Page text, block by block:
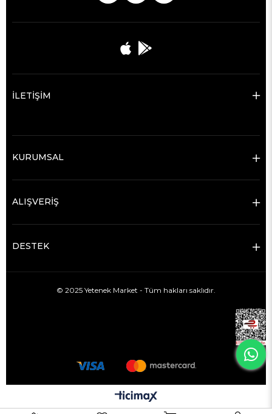
İLETİŞİM
KURUMSAL
ALIŞVERİŞ
DESTEK
© 2025 Yetenek Market - Tüm hakları saklıdır.